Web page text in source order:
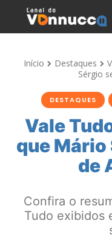
Início Destaques
Sérgio
DESTAQUES
Vale
que Mário
de
Confira o
Tudo exibidos